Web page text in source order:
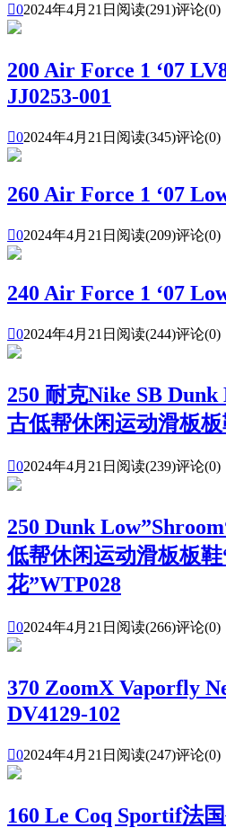
02024年4月21日 阅读(291)评论(0)
200 Air Force 1 ‘07
JJ0253-001
02024年4月21日 阅读(345)评论(0)
260 Air Force 1 ‘07
02024年4月21日 阅读(209)评论(0)
240 Air Force 1 ‘07
02024年4月21日 阅读(244)评论(0)
250 耐克Nike SB
古低帮休闲运动滑板板
02024年4月21日 阅读(239)评论(0)
250 Dunk
低帮休闲运动滑板板
花”WTP028
02024年4月21日 阅读(266)评论(0)
370 ZoomX Vaporfly
DV4129-102
02024年4月21日 阅读(247)评论(0)
160 Le Coq Sportif法